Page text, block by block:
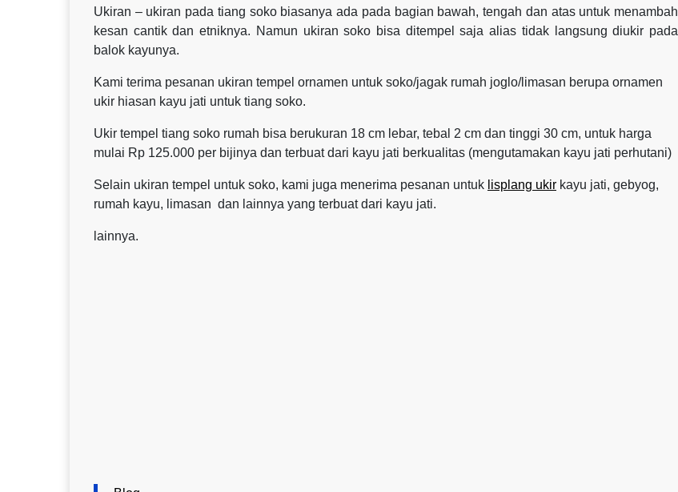
Ukiran – ukiran pada tiang soko biasanya ada pada bagian bawah, tengah dan atas untuk menambah
kesan cantik dan etniknya. Namun ukiran soko bisa ditempel saja alias tidak langsung diukir pada
balok kayunya.
Kami terima pesanan ukiran tempel ornamen untuk soko/jagak rumah joglo/limasan berupa ornamen
ukir hiasan kayu jati untuk tiang soko.
Ukir tempel tiang soko rumah bisa berukuran 18 cm lebar, tebal 2 cm dan tinggi 30 cm, untuk harga
mulai Rp 125.000 per bijinya dan terbuat dari kayu jati berkualitas (mengutamakan kayu jati perhutani)
Selain ukiran tempel untuk soko, kami juga menerima pesanan untuk lisplang ukir kayu jati, gebyog,
rumah kayu, limasan dan lainnya yang terbuat dari kayu jati.
lainnya.